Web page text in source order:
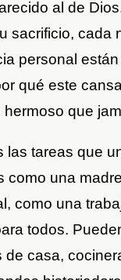
al de
sacrificio, cada
personal
qué este
hermoso que
las tareas que
como una
como una
todos.
de casa,